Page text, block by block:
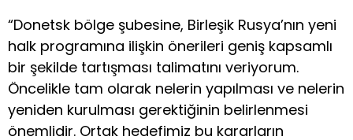
“Donetsk bölge şubesine, Birleşik Rusya’nın yeni
halk programına ilişkin önerileri geniş kapsamlı
bir şekilde tartışması talimatını veriyorum.
Öncelikle tam olarak nelerin yapılması ve nelerin
yeniden kurulması gerektiğinin belirlenmesi
önemlidir. Ortak hedefimiz bu kararların